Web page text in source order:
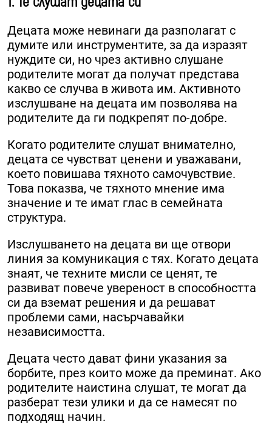
Децата може невинаги да разполагат с
думите или инструментите, за да изразят
нуждите си, но чрез активно слушане
родителите могат да получат представа
какво се случва в живота им. Активното
изслушване на децата им позволява на
родителите да ги подкрепят по-добре.
Когато родителите слушат внимателно,
децата се чувстват ценени и уважавани,
което повишава тяхното самочувствие.
Това показва, че тяхното мнение има
значение и те имат глас в семейната
структура.
Изслушването на децата ви ще отвори
линия за комуникация с тях. Когато децата
знаят, че техните мисли се ценят, те
развиват повече увереност в способността
си да вземат решения и да решават
проблеми сами, насърчавайки
независимостта.
Децата често дават фини указания за
борбите, през които може да преминат. Ако
родителите наистина слушат, те могат да
разберат тези улики и да се намесят по
подходящ начин.